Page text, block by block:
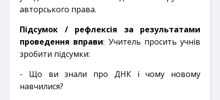
авторського права.
Підсумок / рефлексія за результатами
проведення вправи: Учитель просить учнів
зробити підсумки:
- Що ви знали про ДНК і чому новому
навчилися?